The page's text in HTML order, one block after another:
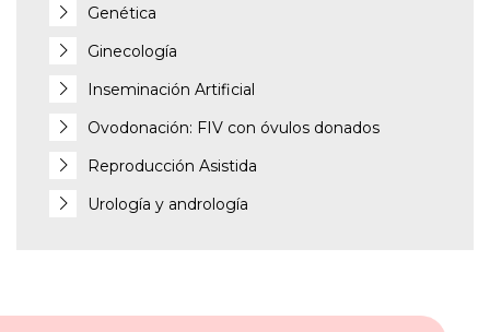
Genética
Ginecología
Inseminación Artificial
Ovodonación: FIV con óvulos donados
Reproducción Asistida
Urología y andrología